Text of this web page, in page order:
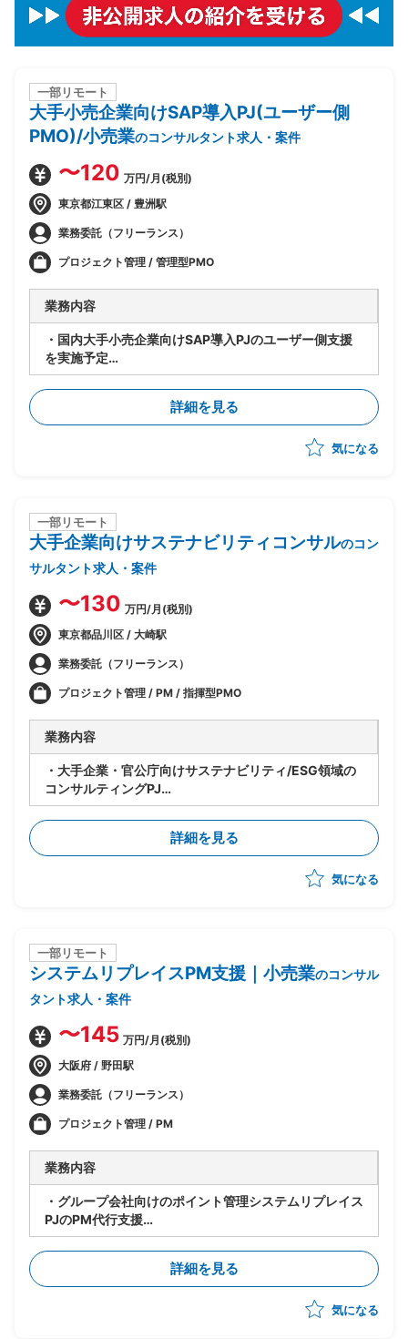
一部リモート
大手小売企業向けSAP導入PJ(ユーザー側
PMO)/小売業のコンサルタント求人・案件
〜120 万円/月(税別)
東京都江東区 / 豊洲駅
業務委託（フリーランス）
プロジェクト管理 / 管理型PMO
業務内容
・国内大手小売企業向けSAP導入PJのユーザー側支援
を実施予定
・要件定義/設計フェーズ(2026年7月~9月)を担当
・顧客社内の合意形成
・将来SAP展開に向けたスコープと優先順位整理
・経営層および各社内推進リードの意識改革推進
詳細を見る
気になる
一部リモート
大手企業向けサステナビリティコンサルのコン
サルタント求人・案件
〜130 万円/月(税別)
東京都品川区 / 大崎駅
業務委託（フリーランス）
プロジェクト管理 / PM / 指揮型PMO
業務内容
・大手企業・官公庁向けサステナビリティ/ESG領域の
コンサルティングPJ
・ベンダー側コンサルタントとして提案・構想策定から
実行まで一気通貫でリード
・CSRD・ISSB・SSBJ等の開示・規制対応支援および
コンサルティング
・プロジェクト推進、スケジュール/WBS管理、課題管
詳細を見る
気になる
一部リモート
システムリプレイスPM支援｜小売業のコンサル
タント求人・案件
〜145 万円/月(税別)
大阪府 / 野田駅
業務委託（フリーランス）
プロジェクト管理 / PM
業務内容
・グループ会社向けのポイント管理システムリプレイス
PJのPM代行支援
・製品選定から導入までを実施
・現行システムの課題分析、業務要件整理、要件定義
・RFP作成、ベンダー選定および管理
・PJ計画策定、進捗・リスク管理、品質管理
・システム設計、開発、テスト計画・実施、データ移
詳細を見る
気になる